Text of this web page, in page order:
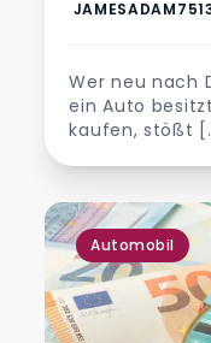
Wer neu nach
ein Auto
kaufen, stößt
Automobil